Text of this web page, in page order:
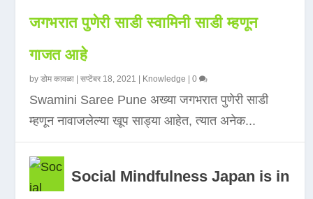
जगभरात पुणेरी साडी स्वामिनी साडी म्हणून
गाजत आहे
byडोम कावळा |सप्टेंबर 18, 2021 Knowledge |0
Swamini Saree Pune अख्या जगभरात पुणेरी साडी
म्हणून नावाजलेल्या खूप साड्या आहेत, त्यात अनेक...
Social Mindfulness Japan is in